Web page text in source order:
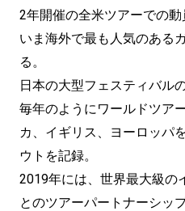
2年開催の全米ツアーでの動
いま海外で最も人気のある
る。
日本の大型フェスティバル
毎年のようにワールドツア
カ、イギリス、ヨーロッパ
ウトを記録。
2019年には、世界最大級の
とのツアーパートナーシッ